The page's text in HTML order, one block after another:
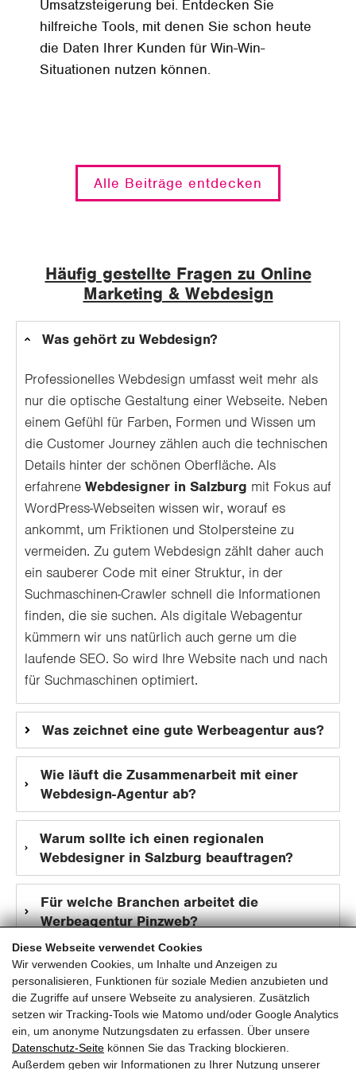
Diese Webseite verwendet Cookies
Wir verwenden Cookies, um Inhalte und Anzeigen zu
personalisieren, Funktionen für soziale Medien anzubieten und
die Zugriffe auf unsere Webseite zu analysieren. Zusätzlich
setzen wir Tracking-Tools wie Matomo und/oder Google Analytics
ein, um anonyme Nutzungsdaten zu erfassen. Über unsere
Datenschutz-Seite können Sie das Tracking blockieren.
Außerdem geben wir Informationen zu Ihrer Nutzung unserer
Umsatzsteigerung bei. Entdecken Sie
hilfreiche Tools, mit denen Sie schon heute
die Daten Ihrer Kunden für Win-Win-
Situationen nutzen können.
Alle Beiträge entdecken
Häufig gestellte Fragen zu Online
Marketing & Webdesign
Was gehört zu Webdesign?
Professionelles Webdesign umfasst weit mehr als
nur die optische Gestaltung einer Webseite. Neben
einem Gefühl für Farben, Formen und Wissen um
die Customer Journey zählen auch die technischen
Details hinter der schönen Oberfläche. Als
erfahrene Webdesigner in Salzburg mit Fokus auf
WordPress-Webseiten wissen wir, worauf es
ankommt, um Friktionen und Stolpersteine zu
vermeiden. Zu gutem Webdesign zählt daher auch
ein sauberer Code mit einer Struktur, in der
Suchmaschinen-Crawler schnell die Informationen
finden, die sie suchen. Als digitale Webagentur
kümmern wir uns natürlich auch gerne um die
laufende SEO. So wird Ihre Website nach und nach
für Suchmaschinen optimiert.
Was zeichnet eine gute Werbeagentur aus?
Wie läuft die Zusammenarbeit mit einer
Webdesign-Agentur ab?
Warum sollte ich einen regionalen
Webdesigner in Salzburg beauftragen?
Für welche Branchen arbeitet die
Werbeagentur Pinzweb?
pinzweb.at GmbH & Co KG
Raiffeisenstraße 4, 5671 Bruck an der Glocknerstraße